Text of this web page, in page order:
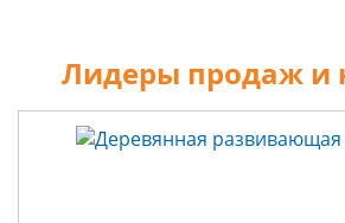
Лидеры продаж и